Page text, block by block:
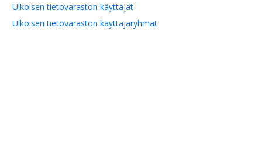
Ulkoisen tietovaraston käyttäjät
Ulkoisen tietovaraston käyttäjäryhmät